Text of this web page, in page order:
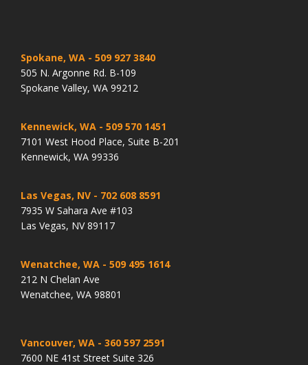
Spokane, WA - 509 927 3840
505 N. Argonne Rd. B-109
Spokane Valley, WA 99212
Kennewick, WA - 509 570 1451
7101 West Hood Place, Suite B-201
Kennewick, WA 99336
Las Vegas, NV - 702 608 8591
7935 W Sahara Ave #103
Las Vegas, NV 89117
Wenatchee, WA - 509 495 1614
212 N Chelan Ave
Wenatchee, WA 98801
Vancouver, WA - 360 597 2591
7600 NE 41st Street Suite 326